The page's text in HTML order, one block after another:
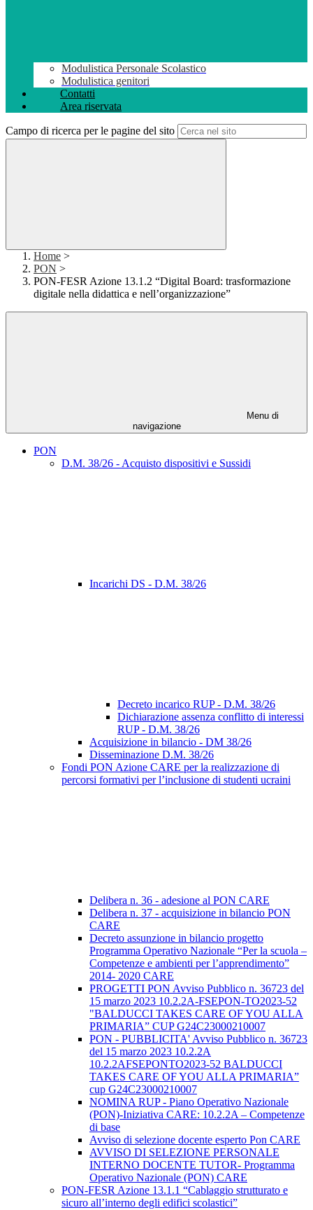
Modulistica Personale Scolastico
Modulistica genitori
Contatti
Area riservata
Campo di ricerca per le pagine del sito
Home >
PON >
PON-FESR Azione 13.1.2 “Digital Board: trasformazione
digitale nella didattica e nell’organizzazione”
Menu di
navigazione
PON
D.M. 38/26 - Acquisto dispositivi e Sussidi
Incarichi DS - D.M. 38/26
Decreto incarico RUP - D.M. 38/26
Dichiarazione assenza conflitto di interessi
RUP - D.M. 38/26
Acquisizione in bilancio - DM 38/26
Disseminazione D.M. 38/26
Fondi PON Azione CARE per la realizzazione di
percorsi formativi per l’inclusione di studenti ucraini
Delibera n. 36 - adesione al PON CARE
Delibera n. 37 - acquisizione in bilancio PON
CARE
Decreto assunzione in bilancio progetto
Programma Operativo Nazionale “Per la scuola –
Competenze e ambienti per l’apprendimento”
2014- 2020 CARE
PROGETTI PON Avviso Pubblico n. 36723 del
15 marzo 2023 10.2.2A-FSEPON-TO2023-52
"BALDUCCI TAKES CARE OF YOU ALLA
PRIMARIA” CUP G24C23000210007
PON - PUBBLICITA' Avviso Pubblico n. 36723
del 15 marzo 2023 10.2.2A
10.2.2AFSEPONTO2023-52 BALDUCCI
TAKES CARE OF YOU ALLA PRIMARIA”
cup G24C23000210007
NOMINA RUP - Piano Operativo Nazionale
(PON)-Iniziativa CARE: 10.2.2A – Competenze
di base
Avviso di selezione docente esperto Pon CARE
AVVISO DI SELEZIONE PERSONALE
INTERNO DOCENTE TUTOR- Programma
Operativo Nazionale (PON) CARE
PON-FESR Azione 13.1.1 “Cablaggio strutturato e
sicuro all’interno degli edifici scolastici”